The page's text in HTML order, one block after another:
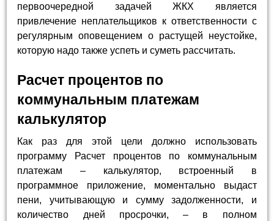
первоочередной задачей ЖКХ является
привлечение неплательщиков к ответственности с
регулярным оповещением о растущей неустойке,
которую надо также успеть и суметь рассчитать.
Расчет процентов по
коммунальным платежам
калькулятор
Как раз для этой цели должно использовать
программу Расчет процентов по коммунальным
платежам – калькулятор, встроенный в
программное приложение, моментально выдаст
пени, учитывающую и сумму задолженности, и
количество дней просрочки, – в полном